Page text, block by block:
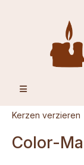
Kerzen verzieren
Color-